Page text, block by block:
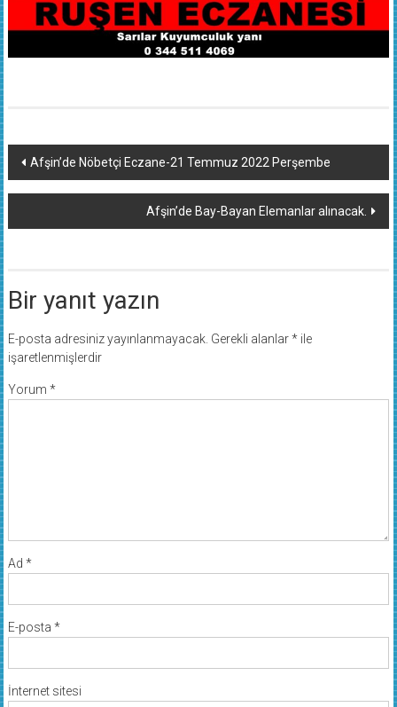
Yazı
dolaşımı
Afşin’de Nöbetçi Eczane-21 Temmuz 2022 Perşembe
Afşin’de Bay-Bayan Elemanlar alınacak.
Bir yanıt yazın
E-posta adresiniz yayınlanmayacak. Gerekli alanlar*ile
işaretlenmişlerdir
Yorum *
Ad *
E-posta *
İnternet sitesi